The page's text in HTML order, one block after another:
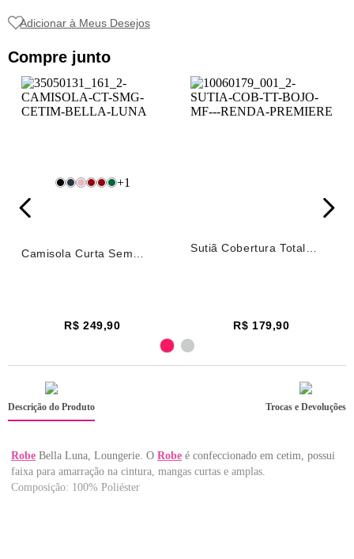
Compre junto
+1
Camisola Curta Sem
R$ 249,90
Sutiã Cobertura Total
R$ 179,90
Descrição do Produto Trocas e Devoluções
Robe Bella Luna, Loungerie. O Robe é confeccionado em cetim, possui
faixa para amarração na cintura, mangas curtas e amplas.
Composição: 100% Poliéster